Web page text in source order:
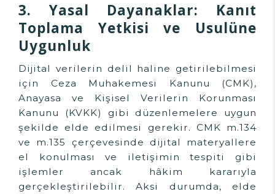
3. Yasal Dayanaklar: Kanıt
Toplama Yetkisi ve Usulüne
Uygunluk
Dijital verilerin delil haline getirilebilmesi
için Ceza Muhakemesi Kanunu (CMK),
Anayasa ve Kişisel Verilerin Korunması
Kanunu (KVKK) gibi düzenlemelere uygun
şekilde elde edilmesi gerekir. CMK m.134
ve m.135 çerçevesinde dijital materyallere
el konulması ve iletişimin tespiti gibi
işlemler ancak hâkim kararıyla
gerçekleştirilebilir. Aksi durumda, elde